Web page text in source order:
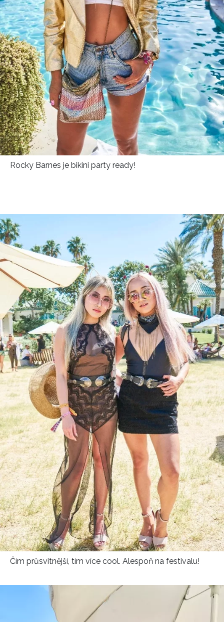
Rocky Barnes je bikini party ready!
Čím průsvitnější, tím více cool. Alespoň na festivalu!